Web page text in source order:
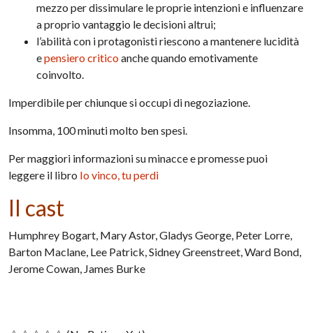
mezzo per dissimulare le proprie intenzioni e influenzare
a proprio vantaggio le decisioni altrui;
l’abilità con i protagonisti riescono a mantenere lucidità
epensiero criticoanche quando emotivamente
coinvolto.
Imperdibile per chiunque si occupi di negoziazione.
Insomma, 100 minuti molto ben spesi.
Per maggiori informazioni su minacce e promesse puoi
leggere il libro Io vinco, tu perdi
Il cast
Humphrey Bogart, Mary Astor, Gladys George, Peter Lorre,
Barton Maclane, Lee Patrick, Sidney Greenstreet, Ward Bond,
Jerome Cowan, James Burke